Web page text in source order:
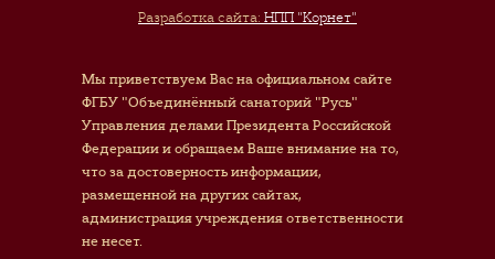
Разработка сайта: НПП "Корнет"
Мы приветствуем Вас на официальном сайте
ФГБУ "Объединённый санаторий "Русь"
Управления делами Президента Российской
Федерации и обращаем Ваше внимание на то,
что за достоверность информации,
размещенной на других сайтах,
администрация учреждения ответственности
не несет.